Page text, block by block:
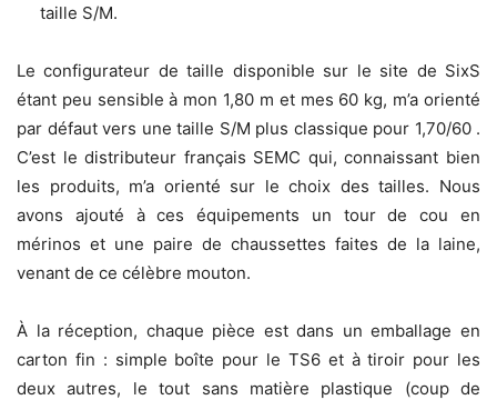
taille S/M.
Le configurateur de taille disponible sur le site de SixS
étant peu sensible à mon 1,80 m et mes 60 kg, m’a orienté
par défaut vers une taille S/M plus classique pour 1,70/60 .
C’est le distributeur français SEMC qui, connaissant bien
les produits, m’a orienté sur le choix des tailles. Nous
avons ajouté à ces équipements un tour de cou en
mérinos et une paire de chaussettes faites de la laine,
venant de ce célèbre mouton.
À la réception, chaque pièce est dans un emballage en
carton fin : simple boîte pour le TS6 et à tiroir pour les
deux autres, le tout sans matière plastique (coup de